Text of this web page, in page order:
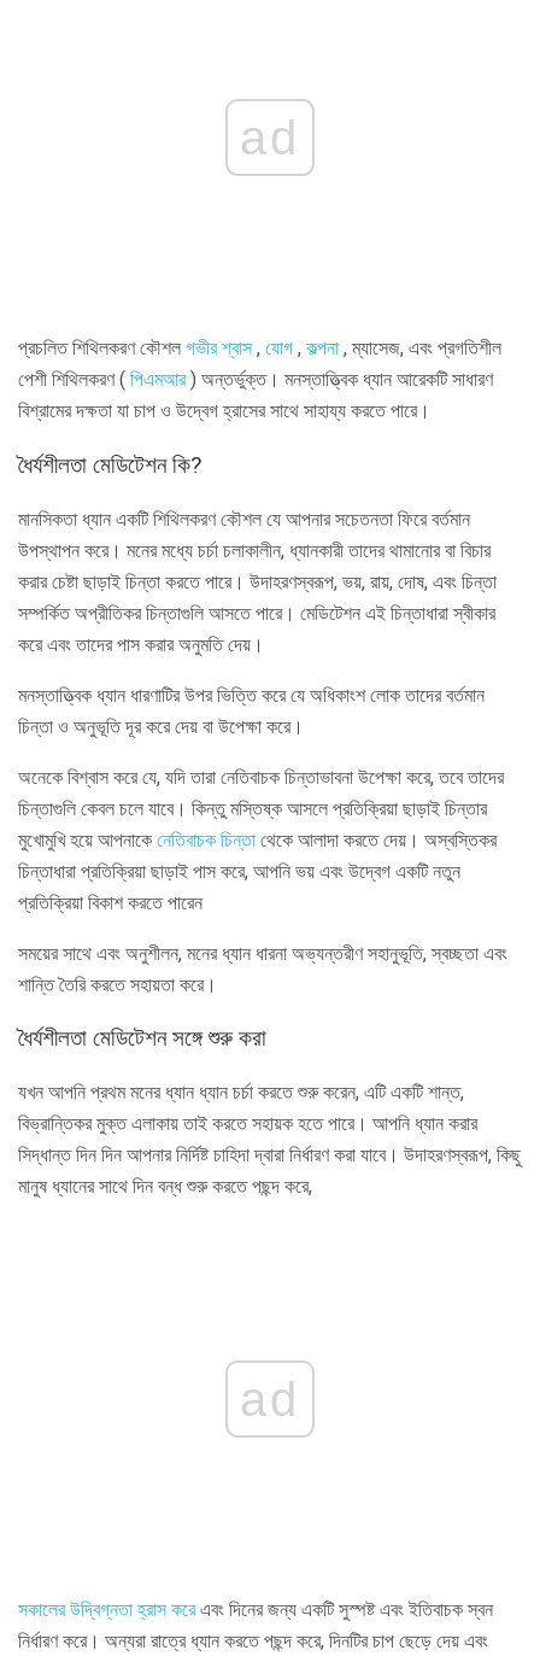
ad
প্রচলিত শিথিলকরণ কৌশল গভীর শ্বাস , যোগ , কল্পনা , ম্যাসেজ, এবং প্রগতিশীল
পেশী শিথিলকরণ ( পিএমআর) অন্তর্ভুক্ত। মনস্তাত্ত্বিক ধ্যান আরেকটি সাধারণ
বিশ্রামের দক্ষতা যা চাপ ও উদ্বেগ হ্রাসের সাথে সাহায্য করতে পারে।
ধৈর্যশীলতা মেডিটেশন কি?
মানসিকতা ধ্যান একটি শিথিলকরণ কৌশল যে আপনার সচেতনতা ফিরে বর্তমান
উপস্থাপন করে। মনের মধ্যে চর্চা চলাকালীন, ধ্যানকারী তাদের থামানোর বা বিচার
করার চেষ্টা ছাড়াই চিন্তা করতে পারে। উদাহরণস্বরূপ, ভয়, রায়, দোষ, এবং চিন্তা
সম্পর্কিত অপ্রীতিকর চিন্তাগুলি আসতে পারে। মেডিটেশন এই চিন্তাধারা স্বীকার
করে এবং তাদের পাস করার অনুমতি দেয়।
মনস্তাত্ত্বিক ধ্যান ধারণাটির উপর ভিত্তি করে যে অধিকাংশ লোক তাদের বর্তমান
চিন্তা ও অনুভূতি দূর করে দেয় বা উপেক্ষা করে।
অনেকে বিশ্বাস করে যে, যদি তারা নেতিবাচক চিন্তাভাবনা উপেক্ষা করে, তবে তাদের
চিন্তাগুলি কেবল চলে যাবে। কিন্তু মস্তিষ্ক আসলে প্রতিক্রিয়া ছাড়াই চিন্তার
মুখোমুখি হয়ে আপনাকে নেতিবাচক চিন্তা থেকে আলাদা করতে দেয়। অস্বস্তিকর
চিন্তাধারা প্রতিক্রিয়া ছাড়াই পাস করে, আপনি ভয় এবং উদ্বেগ একটি নতুন
প্রতিক্রিয়া বিকাশ করতে পারেন
সময়ের সাথে এবং অনুশীলন, মনের ধ্যান ধারনা অভ্যন্তরীণ সহানুভূতি, স্বচ্ছতা এবং
শান্তি তৈরি করতে সহায়তা করে।
ধৈর্যশীলতা মেডিটেশন সঙ্গে শুরু করা
যখন আপনি প্রথম মনের ধ্যান ধ্যান চর্চা করতে শুরু করেন, এটি একটি শান্ত,
বিভ্রান্তিকর মুক্ত এলাকায় তাই করতে সহায়ক হতে পারে। আপনি ধ্যান করার
সিদ্ধান্ত দিন দিন আপনার নির্দিষ্ট চাহিদা দ্বারা নির্ধারণ করা যাবে। উদাহরণস্বরূপ, কিছু
মানুষ ধ্যানের সাথে দিন বন্ধ শুরু করতে পছন্দ করে,
ad
সকালের উদ্বিগ্নতা হ্রাস করেএবং দিনের জন্য একটি সুস্পষ্ট এবং ইতিবাচক স্বন
নির্ধারণ করে। অন্যরা রাত্রে ধ্যান করতে পছন্দ করে, দিনটির চাপ ছেড়ে দেয় এবং